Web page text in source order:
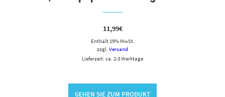
11,99€
Enthält 19% MwSt.
zzgl. Versand
Lieferzeit: ca. 2-3 Werktage
GEHEN SIE ZUM PRODUKT